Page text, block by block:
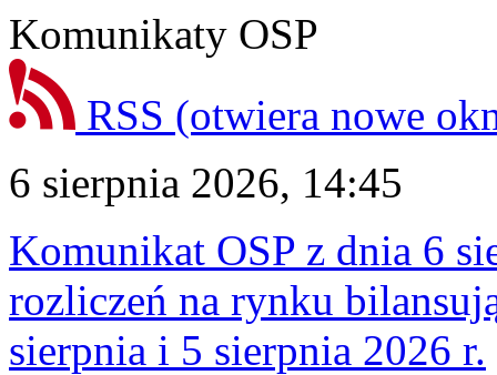
Komunikaty OSP
RSS (otwiera nowe
6 sierpnia 2026, 14:45
Komunikat OSP z dnia 6
rozliczeń na rynku
sierpnia i 5 sierpnia 2026 r.